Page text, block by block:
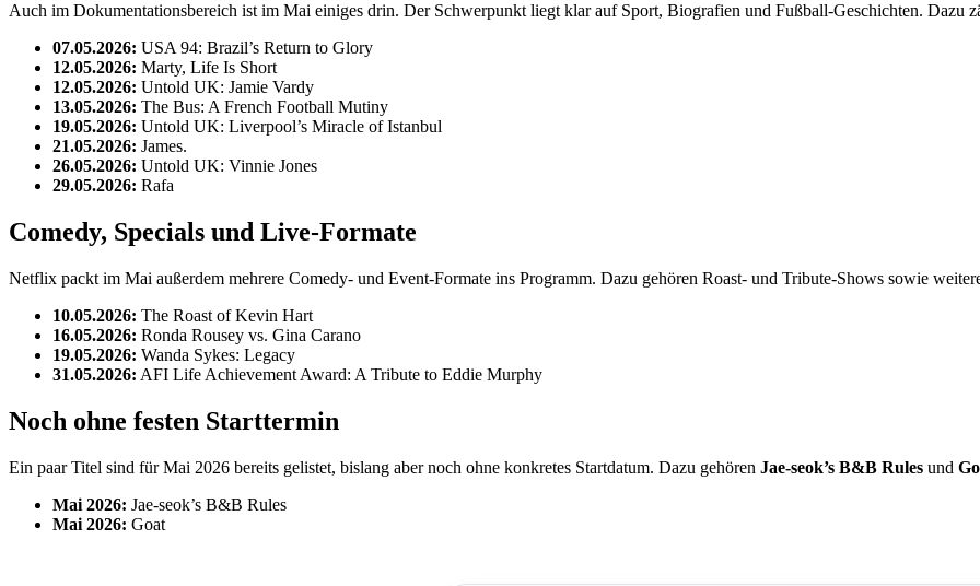
Auch im Dokumentationsbereich ist im Mai einiges drin. Der Schwerpunkt liegt klar auf Sport, Biografien und Fußball-Geschichten. Dazu
07.05.2026: USA 94: Brazil’s Return to Glory
12.05.2026: Marty, Life Is Short
12.05.2026: Untold UK: Jamie Vardy
13.05.2026: The Bus: A French Football Mutiny
19.05.2026: Untold UK: Liverpool’s Miracle of Istanbul
21.05.2026: James.
26.05.2026: Untold UK: Vinnie Jones
29.05.2026: Rafa
Comedy, Specials und Live-Formate
Netflix packt im Mai außerdem mehrere Comedy- und Event-Formate ins Programm. Dazu gehören Roast- und Tribute-Shows sowie
10.05.2026: The Roast of Kevin Hart
16.05.2026: Ronda Rousey vs. Gina Carano
19.05.2026: Wanda Sykes: Legacy
31.05.2026: AFI Life Achievement Award: A Tribute to Eddie Murphy
Noch ohne festen Starttermin
Ein paar Titel sind für Mai 2026 bereits gelistet, bislang aber noch ohne konkretes Startdatum. Dazu gehören Jae-seok’s B&B Rules und
Mai 2026: Jae-seok’s B&B Rules
Mai 2026: Goat